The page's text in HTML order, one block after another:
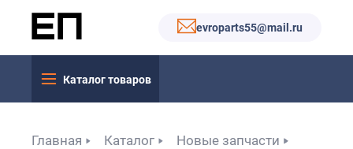
evroparts55@mail.ru
Каталог товаров
Главная Каталог
Новые запчасти